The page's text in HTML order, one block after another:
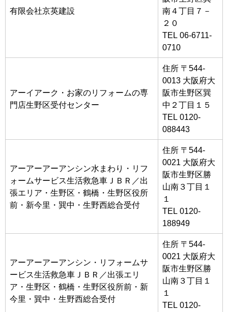
有限会社京英建設
南４丁目７－
２０
TEL 06-6711-
0710
アーイアーク・お家のリフォームの専
門店生野区受付センター
住所 〒544-
0013 大阪府大
阪市生野区巽
中２丁目１５
TEL 0120-
088443
アーアーアーアンシン水まわり・リフ
ォームサービス生活救急車ＪＢＲ／出
張エリア・生野区・鶴橋・生野区役所
前・新今里・巽中・生野西総合受付
住所 〒544-
0021 大阪府大
阪市生野区勝
山南３丁目１
１
TEL 0120-
188949
アーアーアーアンシン・リフォームサ
ービス生活救急車ＪＢＲ／出張エリ
ア・生野区・鶴橋・生野区役所前・新
今里・巽中・生野西総合受付
住所 〒544-
0021 大阪府大
阪市生野区勝
山南３丁目１
１
TEL 0120-